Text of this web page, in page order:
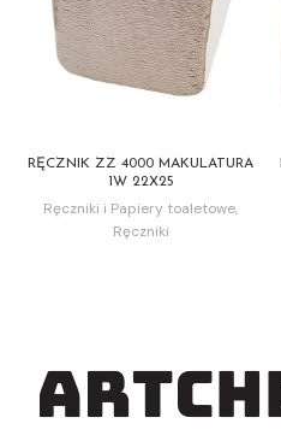
RĘCZNIK ZZ 4000 MAKULATURA
1W 22X25
Ręczniki i Papiery toaletowe,
Ręczniki